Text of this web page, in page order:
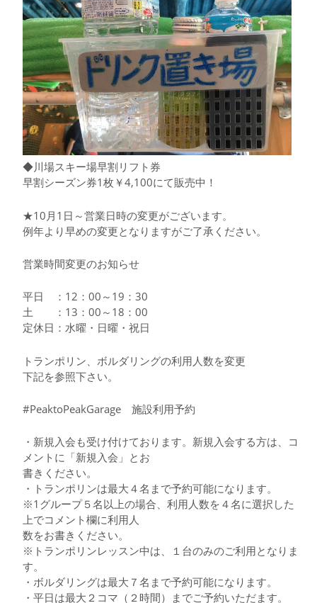
◆川場スキー場早割リフト券
早割シーズン券1枚￥4,100にて販売中！
★10月1日～営業日時の変更がございます。
例年より早めの変更となりますがご了承ください。
営業時間変更のお知らせ
平日 ：12：00～19：30
土 ：13：00～18：00
定休日：水曜・日曜・祝日
トランポリン、ボルダリングの利用人数を変更
下記を参照下さい。
#PeaktoPeakGarage 施設利用予約
・新規入会も受け付けております。新規入会する方は、コ
メントに「新規入会」とお
書きください。
・トランポリンは最大４名まで予約可能になります。
※1グループ５名以上の場合、利用人数を４名に選択した
上でコメント欄に利用人
数をお書きください。
※トランポリンレッスン中は、１台のみのご利用となりま
す。
・ボルダリングは最大７名まで予約可能になります。
・平日は最大２コマ（２時間）までご予約いただます。